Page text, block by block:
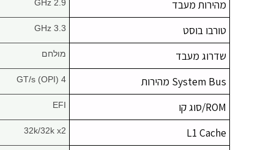
מהירות מעבד 2.9 GHz
טורבו בוסט 3.3 GHz
שדרוג מעבד מולחם
System Bus מהירות 4 GT/s (OPI)
ROM/סוג קו EFI
L1 Cache
32k/32k x2